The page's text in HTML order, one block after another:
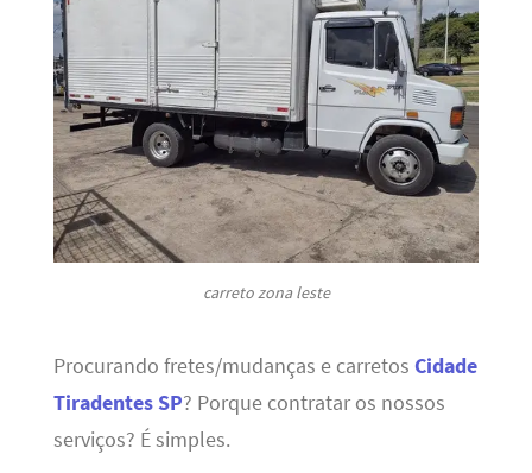
carreto zona leste
Procurando fretes/mudanças e carretos Cidade
Tiradentes SP? Porque contratar os nossos
serviços? É simples.